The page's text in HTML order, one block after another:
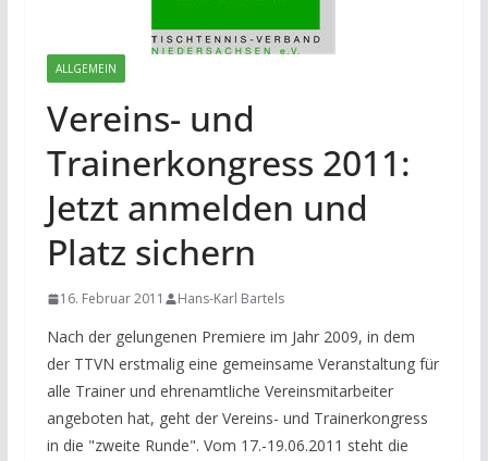
ALLGEMEIN
Vereins- und
Trainerkongress 2011:
Jetzt anmelden und
Platz sichern
16. Februar 2011 Hans-Karl Bartels
Nach der gelungenen Premiere im Jahr 2009, in dem
der TTVN erstmalig eine gemeinsame Veranstaltung für
alle Trainer und ehrenamtliche Vereinsmitarbeiter
angeboten hat, geht der Vereins- und Trainerkongress
in die "zweite Runde". Vom 17.-19.06.2011 steht die